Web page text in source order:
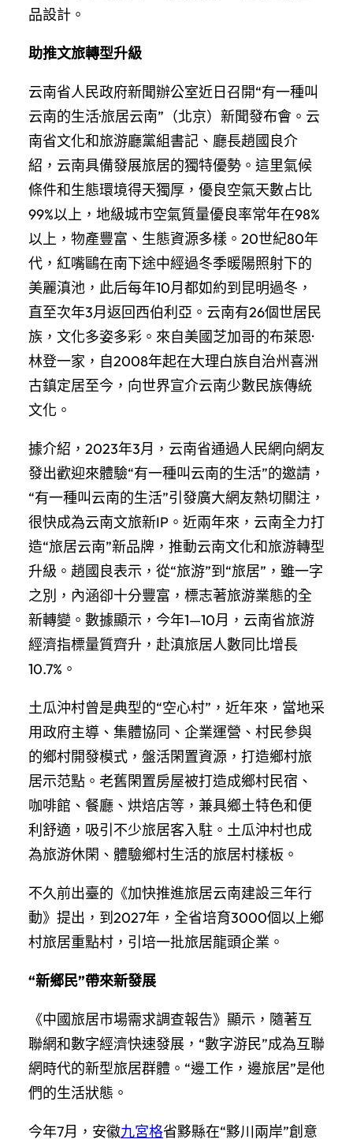
品設計。
助推文旅轉型升級
云南省人民政府新聞辦公室近日召開“有一種叫
云南的生活·旅居云南”（北京）新聞發布會。云
南省文化和旅游廳黨組書記、廳長趙國良介
紹，云南具備發展旅居的獨特優勢。這里氣候
條件和生態環境得天獨厚，優良空氣天數占比
99%以上，地級城市空氣質量優良率常年在98%
以上，物產豐富、生態資源多樣。20世紀80年
代，紅嘴鷗在南下途中經過冬季暖陽照射下的
美麗滇池，此后每年10月都如約到昆明過冬，
直至次年3月返回西伯利亞。云南有26個世居民
族，文化多姿多彩。來自美國芝加哥的布萊恩·
林登一家，自2008年起在大理白族自治州喜洲
古鎮定居至今，向世界宣介云南少數民族傳統
文化。
據介紹，2023年3月，云南省通過人民網向網友
發出歡迎來體驗“有一種叫云南的生活”的邀請，
“有一種叫云南的生活”引發廣大網友熱切關注，
很快成為云南文旅新IP。近兩年來，云南全力打
造“旅居云南”新品牌，推動云南文化和旅游轉型
升級。趙國良表示，從“旅游”到“旅居”，雖一字
之別，內涵卻十分豐富，標志著旅游業態的全
新轉變。數據顯示，今年1—10月，云南省旅游
經濟指標量質齊升，赴滇旅居人數同比增長
10.7%。
土瓜沖村曾是典型的“空心村”，近年來，當地采
用政府主導、集體協同、企業運營、村民參與
的鄉村開發模式，盤活閑置資源，打造鄉村旅
居示范點。老舊閑置房屋被打造成鄉村民宿、
咖啡館、餐廳、烘焙店等，兼具鄉土特色和便
利舒適，吸引不少旅居客入駐。土瓜沖村也成
為旅游休閑、體驗鄉村生活的旅居村樣板。
不久前出臺的《加快推進旅居云南建設三年行
動》提出，到2027年，全省培育3000個以上鄉
村旅居重點村，引培一批旅居龍頭企業。
“新鄉民”帶來新發展
《中國旅居市場需求調查報告》顯示，隨著互
聯網和數字經濟快速發展，“數字游民”成為互聯
網時代的新型旅居群體。“邊工作，邊旅居”是他
們的生活狀態。
今年7月，安徽九宮格省黟縣在“黟川兩岸”創意